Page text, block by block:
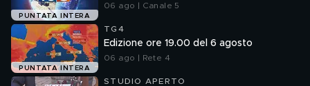
PUNTATA INTERA
06 ago | Canale 5
PUNTATA INTERA
TG4
Edizione ore 19.00 del 6 agosto
06 ago | Rete 4
STUDIO APERTO